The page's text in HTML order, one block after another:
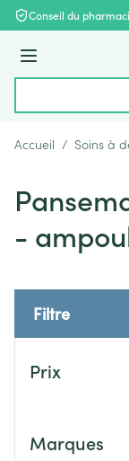
Aller au contenu
Conseil du
Menu
Accueil / Soins à
-
Filtre
Prix
Marques